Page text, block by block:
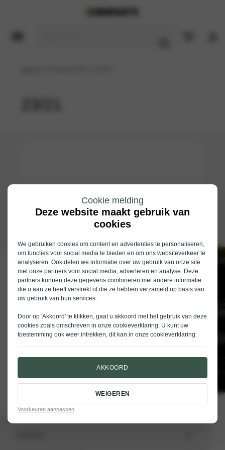
Cookie melding
Deze website maakt gebruik van
cookies
We gebruiken cookies om content en advertenties te personaliseren,
om functies voor social media te bieden en om ons websiteverkeer te
analyseren. Ook delen we informatie over uw gebruik van onze site
met onze partners voor social media, adverteren en analyse. Deze
partners kunnen deze gegevens combineren met andere informatie
die u aan ze heeft verstrekt of die ze hebben verzameld op basis van
uw gebruik van hun services.
Door op 'Akkoord' te klikken, gaat u akkoord met het gebruik van deze
cookies zoals omschreven in onze cookieverklaring. U kunt uw
toestemming ook weer intrekken, dit kan in onze cookieverklaring.
AKKOORD
WEIGEREN
Voorkeuren aanpassen
Schrijf je in voor de nieuwsbrief van
Nieuwenhuijse
E-mailadres
VERSTUREN